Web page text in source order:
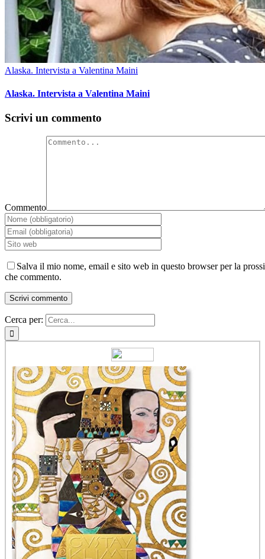
Alaska. Intervista a Valentina Maini
Alaska. Intervista a Valentina Maini
Scrivi un commento
Commento
Salva il mio nome, email e sito web in questo browser per la
che commento.
Cerca per: